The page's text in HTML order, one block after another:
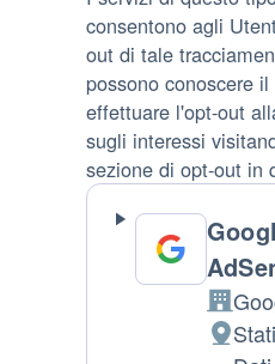
consentono agli
out di tale
possono conoscere
effettuare l'opt-out
sugli interessi
sezione di opt-out in
Luogo